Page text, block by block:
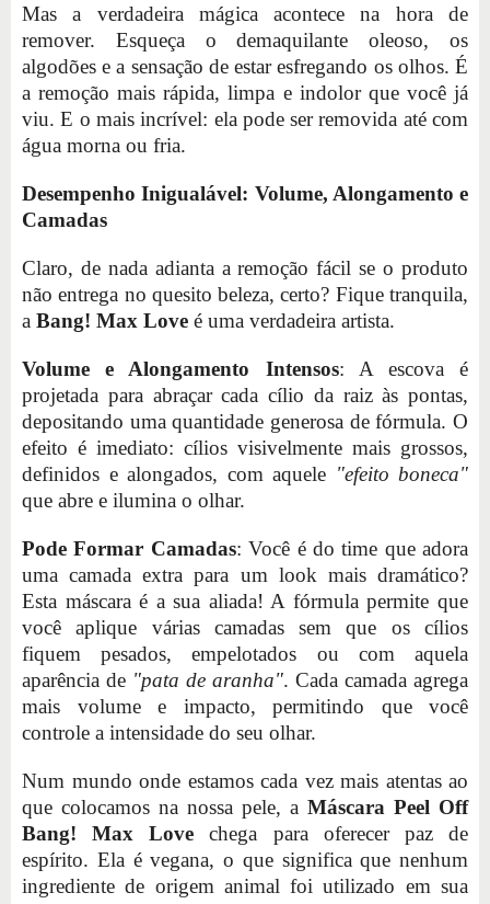
Mas a verdadeira mágica acontece na hora de
remover. Esqueça o demaquilante oleoso, os
algodões e a sensação de estar esfregando os olhos. É
a remoção mais rápida, limpa e indolor que você já
viu. E o mais incrível: ela pode ser removida até com
água morna ou fria.
Desempenho Inigualável: Volume, Alongamento e
Camadas
Claro, de nada adianta a remoção fácil se o produto
não entrega no quesito beleza, certo? Fique tranquila,
a Bang! Max Love é uma verdadeira artista.
Volume e Alongamento Intensos: A escova é
projetada para abraçar cada cílio da raiz às pontas,
depositando uma quantidade generosa de fórmula. O
efeito é imediato: cílios visivelmente mais grossos,
definidos e alongados, com aquele "efeito boneca"
que abre e ilumina o olhar.
Pode Formar Camadas: Você é do time que adora
uma camada extra para um look mais dramático?
Esta máscara é a sua aliada! A fórmula permite que
você aplique várias camadas sem que os cílios
fiquem pesados, empelotados ou com aquela
aparência de "pata de aranha". Cada camada agrega
mais volume e impacto, permitindo que você
controle a intensidade do seu olhar.
Num mundo onde estamos cada vez mais atentas ao
que colocamos na nossa pele, a Máscara Peel Off
Bang! Max Love chega para oferecer paz de
espírito. Ela é vegana, o que significa que nenhum
ingrediente de origem animal foi utilizado em sua